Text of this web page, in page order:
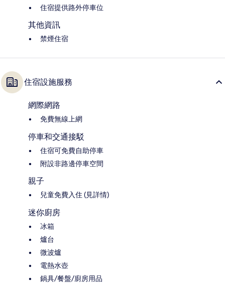
住宿提供路外停車位
其他資訊
禁煙住宿
住宿設施服務
網際網路
免費無線上網
停車和交通接駁
住宿可免費自助停車
附設非路邊停車空間
親子
兒童免費入住 (見詳情)
迷你廚房
冰箱
爐台
微波爐
電熱水壺
鍋具/餐盤/廚房用品